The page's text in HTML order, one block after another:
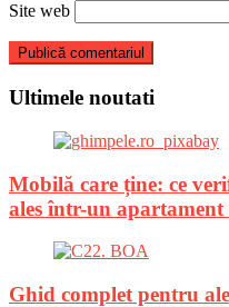
Site web
Ultimele noutati
Mobilă care ține: ce
ales într-un apartament
Ghid complet pentru